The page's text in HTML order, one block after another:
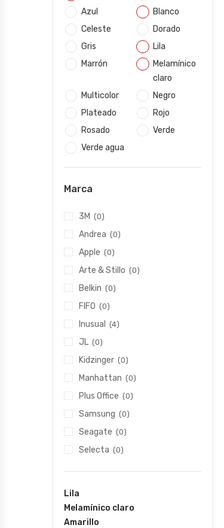
Azul
Blanco
Celeste
Dorado
Gris
Lila
Marrón
Melamínico
claro
Multicolor
Negro
Plateado
Rojo
Rosado
Verde
Verde agua
Marca
3M (0)
Andrea (0)
Apple (0)
Arte & Stillo (0)
Belkin (0)
FIFO (0)
Inusual (4)
JL (0)
Kidzinger (0)
Manhattan (0)
Plus Office (0)
Samsung (0)
Seagate (0)
Selecta (0)
Lila
Melamínico claro
Amarillo